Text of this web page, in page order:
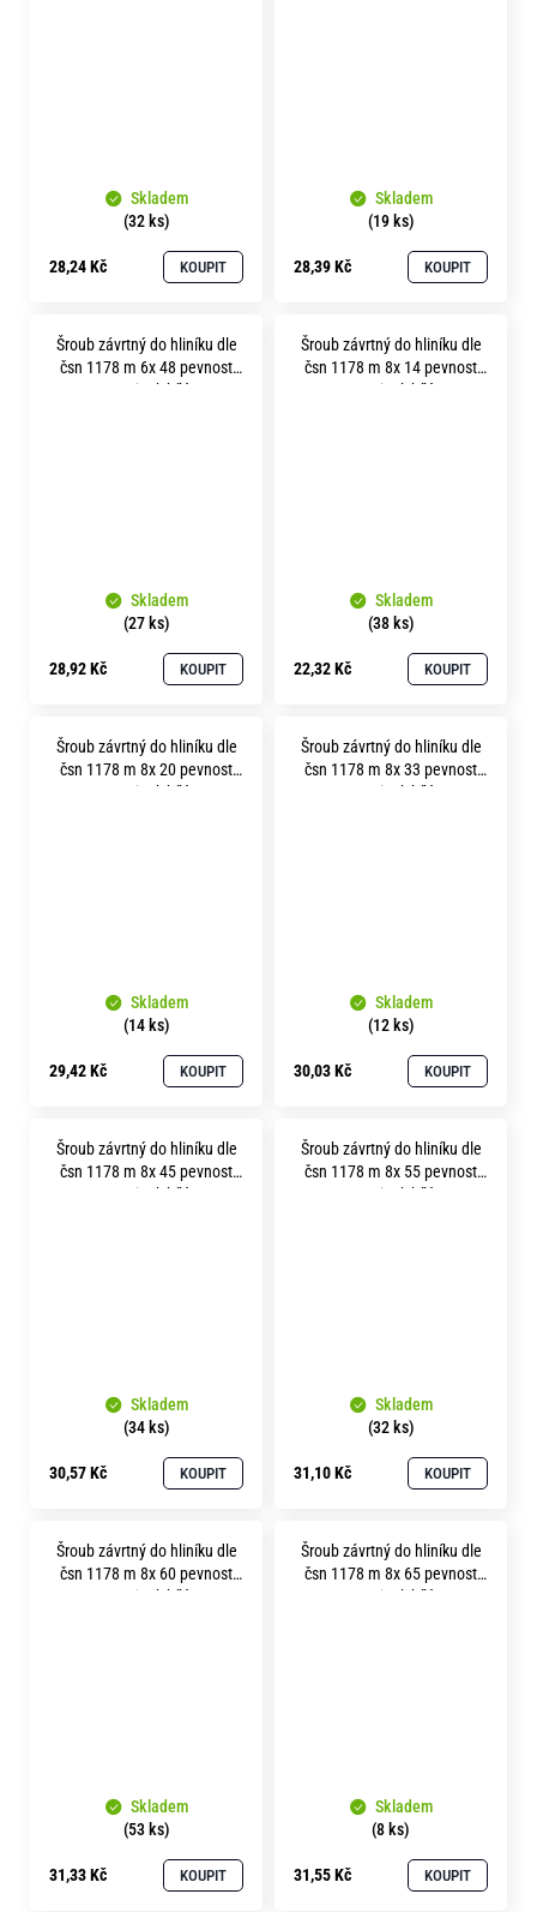
Skladem
(32 ks)
28,24 Kč KOUPIT
Skladem
(19 ks)
28,39 Kč KOUPIT
Šroub závrtný do hliníku dle
čsn 1178 m 6x 48 pevnost
8.8 zinek bílý
Skladem
(27 ks)
28,92 Kč KOUPIT
Šroub závrtný do hliníku dle
čsn 1178 m 8x 14 pevnost
8.8 zinek bílý
Skladem
(38 ks)
22,32 Kč KOUPIT
Šroub závrtný do hliníku dle
čsn 1178 m 8x 20 pevnost
8.8 zinek bílý
Skladem
(14 ks)
29,42 Kč KOUPIT
Šroub závrtný do hliníku dle
čsn 1178 m 8x 33 pevnost
8.8 zinek bílý
Skladem
(12 ks)
30,03 Kč KOUPIT
Šroub závrtný do hliníku dle
čsn 1178 m 8x 45 pevnost
8.8 zinek bílý
Skladem
(34 ks)
30,57 Kč KOUPIT
Šroub závrtný do hliníku dle
čsn 1178 m 8x 55 pevnost
8.8 zinek bílý
Skladem
(32 ks)
31,10 Kč KOUPIT
Šroub závrtný do hliníku dle
čsn 1178 m 8x 60 pevnost
8.8 zinek bílý
Skladem
(53 ks)
31,33 Kč KOUPIT
Šroub závrtný do hliníku dle
čsn 1178 m 8x 65 pevnost
8.8 zinek bílý
Skladem
(8 ks)
31,55 Kč KOUPIT